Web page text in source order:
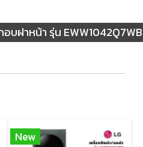
อบฝาหน้า รุ่น
New